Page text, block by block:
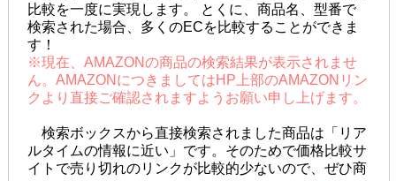
比較を一度に実現します。 とくに、商品名、型番で
検索された場合、多くのECを比較することができま
す！
※現在、AMAZONの商品の検索結果が表示されませ
ん。AMAZONにつきましてはHP上部のAMAZONリン
クより直接ご確認されますようお願い申し上げます。
検索ボックスから直接検索されました商品は「リア
ルタイムの情報に近い」です。そのためで価格比較サ
イトで売り切れのリンクが比較的少ないので、ぜひ商